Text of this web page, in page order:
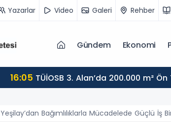
Yazarlar Video Galeri Rehber
Gündem Ekonomi
16:05 TÜİOSB 3. Alan’da 200.000 m²
Yeşilay’dan Bağımlılıklarla Mücadelede Güçlü İş